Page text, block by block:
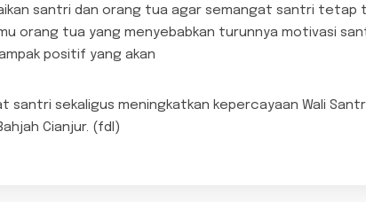
santri dan orang tua agar semangat santri
orang tua yang menyebabkan turunnya motivasi
positif yang akan
santri sekaligus meningkatkan kepercayaan Wali
Cianjur. (fdl)